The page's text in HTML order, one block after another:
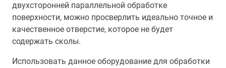
двухсторонней параллельной обработке
поверхности, можно просверлить идеально точное и
качественное отверстие, которое не будет
содержать сколы.
Использовать данное оборудование для обработки